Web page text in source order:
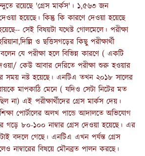
রয়েছে 'গ্রেস মার্কস'। ১,৫৬৩ জন
দেওয়া হয়েছে। কিন্তু কি কারণে দেওয়া হয়েছে
সেই বিষয়টা যথেষ্ট গোলমেলে। পরীক্ষা
ও ছত্তিসগড়ের কিছু পরীক্ষার্থী
যে পরীক্ষা হলে বিভিন্ন কারণে ( একটি
কেউ আবার দেরিতে পরীক্ষা শুরু হওয়ার
সময় নষ্ট হয়েছে। এনটিএ তখন ২০১৮ সালের
মাপকাঠি মেনে ( যদিও সেটা নিটের মত
না) এই পরীক্ষার্থীদের গ্রেস মার্কস দেয়।
পোর্টালের অলখ পান্ডে আদালতে অভিযোগ
গড়ে ৮০-১০০ নাম্বার গ্রেস দেওয়া হয়েছে। এর
বদলে গেছে। এনটিএ এখন পর্যন্ত গ্রেস
নাম্বারের বিষয়ে মৌনব্রত পালন করছে।